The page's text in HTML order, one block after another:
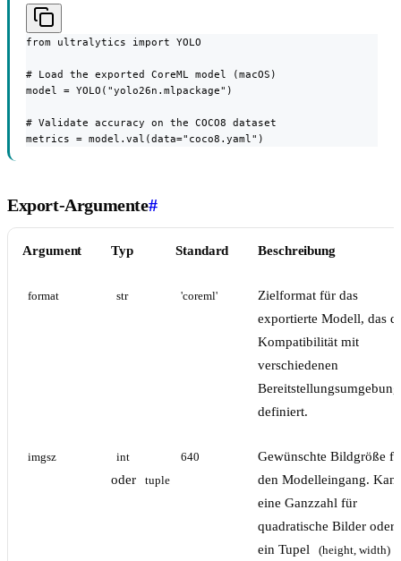
from ultralytics import YOLO
# Load the exported CoreML model (macOS)
model = YOLO("yolo26n.mlpackage")
# Validate accuracy on the COCO8 dataset
metrics = model.val(data="coco8.yaml")
Export-Argumente#
Argument Typ Standard Beschreibung
format str 'coreml'
Zielformat für das
exportierte Modell, das
Kompatibilität mit
verschiedenen
definiert.
imgsz int
oder tuple
640
Gewünschte Bildgröße
den Modelleingang.
eine Ganzzahl für
quadratische Bilder oder
ein Tupel
(height, width)